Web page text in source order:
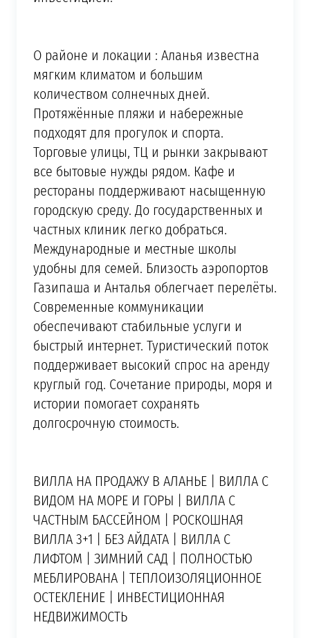
О районе и локации : Аланья известна
мягким климатом и большим
количеством солнечных дней.
Протяжённые пляжи и набережные
подходят для прогулок и спорта.
Торговые улицы, ТЦ и рынки закрывают
все бытовые нужды рядом. Кафе и
рестораны поддерживают насыщенную
городскую среду. До государственных и
частных клиник легко добраться.
Международные и местные школы
удобны для семей. Близость аэропортов
Газипаша и Анталья облегчает перелёты.
Современные коммуникации
обеспечивают стабильные услуги и
быстрый интернет. Туристический поток
поддерживает высокий спрос на аренду
круглый год. Сочетание природы, моря и
истории помогает сохранять
долгосрочную стоимость.
ВИЛЛА НА ПРОДАЖУ В АЛАНЬЕ | ВИЛЛА С
ВИДОМ НА МОРЕ И ГОРЫ | ВИЛЛА С
ЧАСТНЫМ БАССЕЙНОМ | РОСКОШНАЯ
ВИЛЛА 3+1 | БЕЗ АЙДАТА | ВИЛЛА С
ЛИФТОМ | ЗИМНИЙ САД | ПОЛНОСТЬЮ
МЕБЛИРОВАНА | ТЕПЛОИЗОЛЯЦИОННОЕ
ОСТЕКЛЕНИЕ | ИНВЕСТИЦИОННАЯ
НЕДВИЖИМОСТЬ